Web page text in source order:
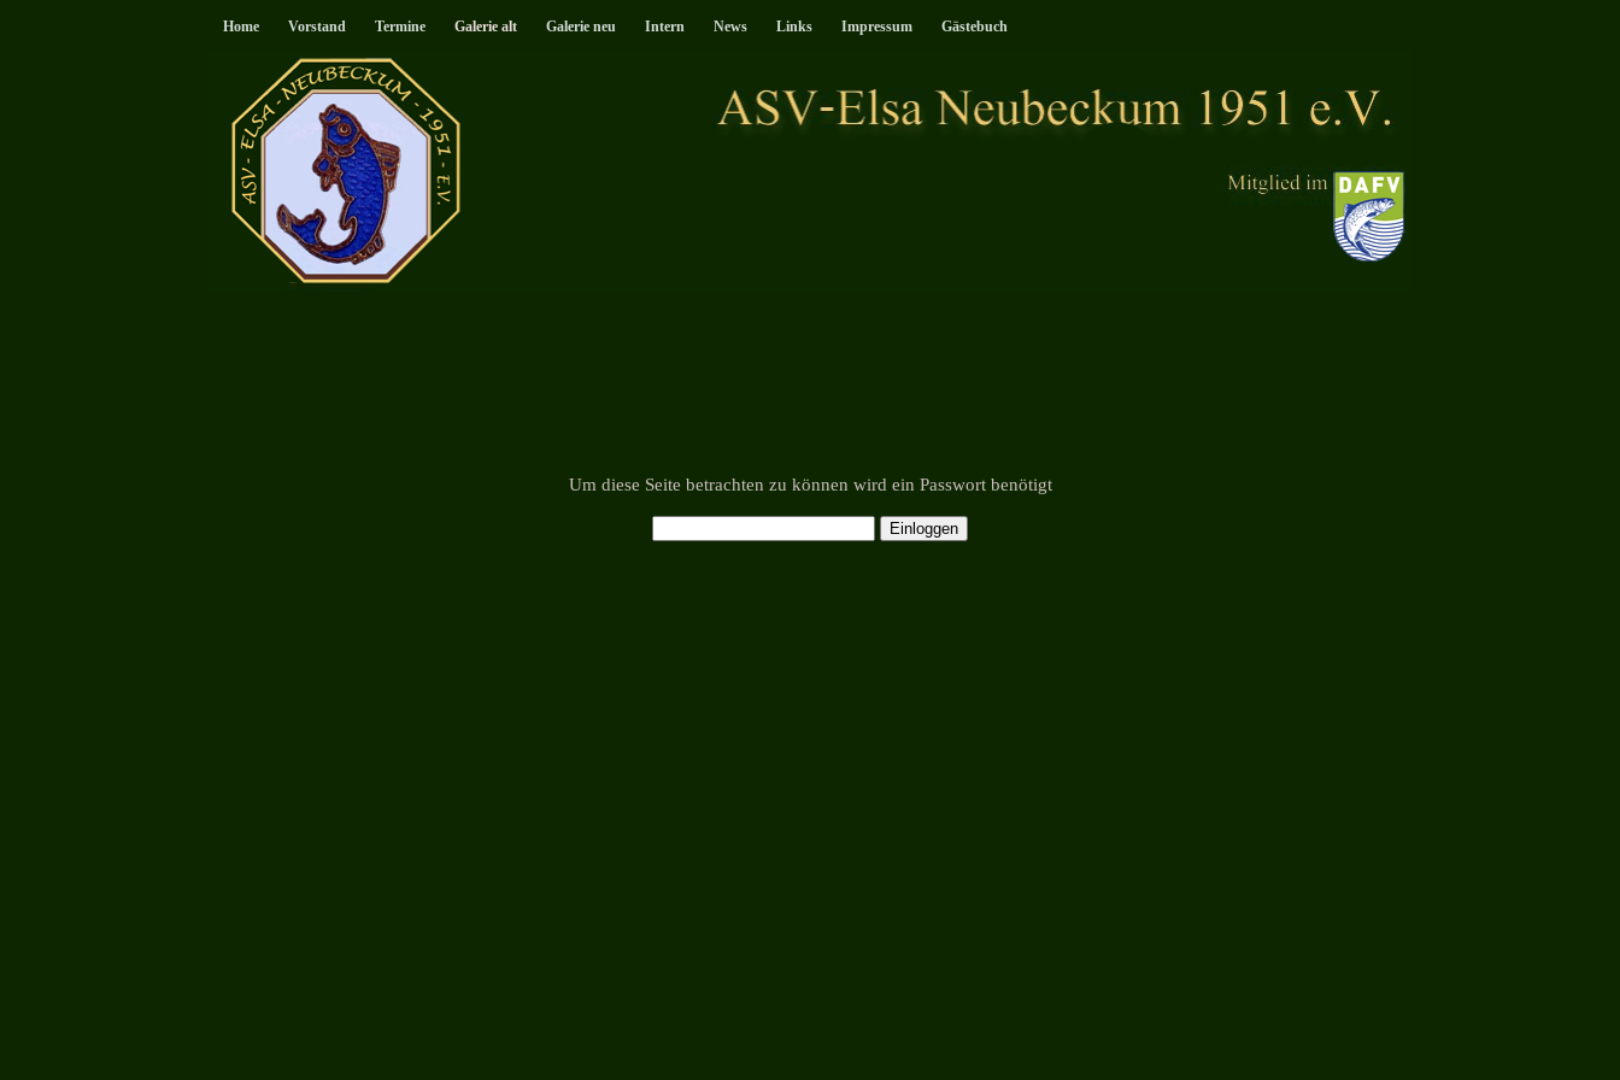
Home Vorstand Termine Galerie alt Galerie neu Intern News Links Impressum Gästebuch
Um diese Seite betrachten zu können wird ein Passwort benötigt